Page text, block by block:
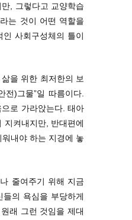
, 그렇다고 교양학습
는 것이 어떤 역할을
사회구성체의 틀이
을 위한 최저한의 보
전)그물”일 따름이다.
로 가라앉는다. 태아
지켜내지만, 반대편에
내야 하는 지경에 놓
줄여주기 위해 지금
의 욕심을 부당하게
래 그런 것임을 제대